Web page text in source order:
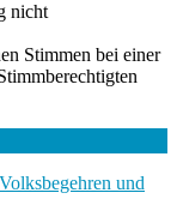
nicht
Stimmen bei einer
und